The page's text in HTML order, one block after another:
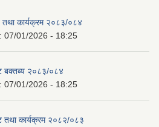
तथा कार्यक्रम २०८३/०८४
07/01/2026 - 18:25
बक्तब्य २०८३/०८४
07/01/2026 - 18:25
तथा कार्यक्रम २०८२/०८३